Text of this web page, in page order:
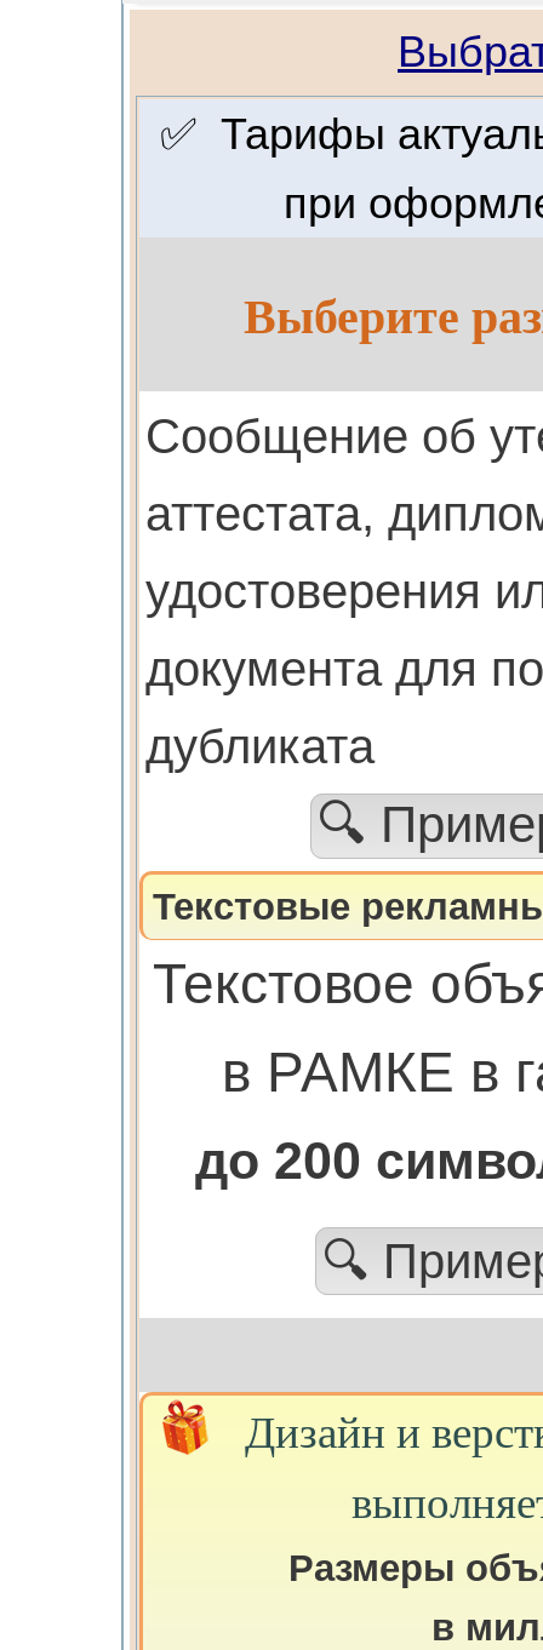
✅ Тарифы
при
Выберите
Cообщение об
аттестата,
удостоверения
документа для
дубликата
🔍
Текстовые
Текстовое
в РАМКЕ в
до 200
🔍
Дизайн и
Размеры
в